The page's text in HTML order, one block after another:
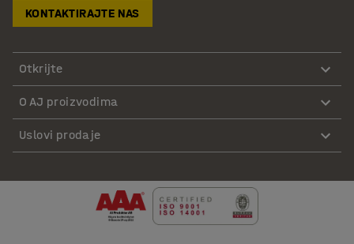
KONTAKTIRAJTE NAS
Otkrijte
O AJ proizvodima
Uslovi prodaje